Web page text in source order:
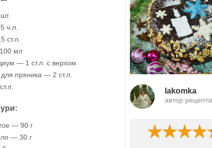
ч.л.
ст.л.
мл
— 1 ст.л. с верхом
пряника — 2 ст.л.
— 90 г
— 30 г
lakomka
автор рецепта